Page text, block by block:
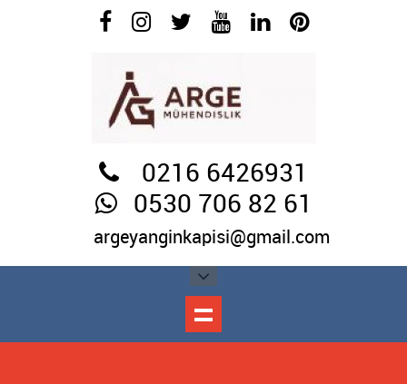
0216 6426931
0530 706 82 61
argeyanginkapisi@gmail.com